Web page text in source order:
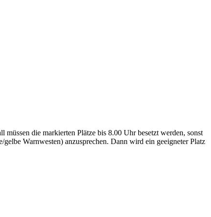
die markierten Plätze bis 8.00 Uhr besetzt werden, sonst
Warnwesten) anzusprechen. Dann wird ein geeigneter Platz